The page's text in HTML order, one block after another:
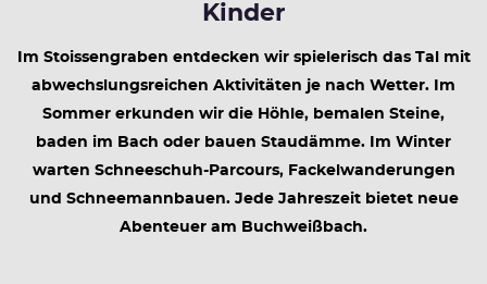
Kinder
Im Stoissengraben entdecken wir spielerisch das Tal mit
abwechslungsreichen Aktivitäten je nach Wetter. Im
Sommer erkunden wir die Höhle, bemalen Steine,
baden im Bach oder bauen Staudämme. Im Winter
warten Schneeschuh-Parcours, Fackelwanderungen
und Schneemannbauen. Jede Jahreszeit bietet neue
Abenteuer am Buchweißbach.